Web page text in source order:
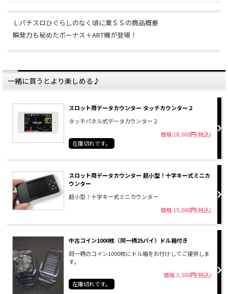
Ｌパチスロひぐらしのなく頃に業ＳＳの商品概要
瞬発力も秘めたボーナス＋ART機が登場！
一緒に買うとより楽しめる♪
スロット用データカウンター タッチカウンター２
タッチパネル式データカウンター２
価格:18,000円(税込)
在庫切れです。
スロット用データカウンター 超小型！十字キー式ミニカ
ウンター
超小型！十字キー式ミニカウンター
価格:15,000円(税込)
中古コイン1000枚（同一柄25パイ）ドル箱付き
同一柄のコイン1000枚にドル箱をお付けしてご提供しま
す。
価格:3,500円(税込)
在庫切れです。